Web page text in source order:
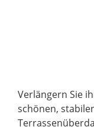
Verlängern Sie
schönen,